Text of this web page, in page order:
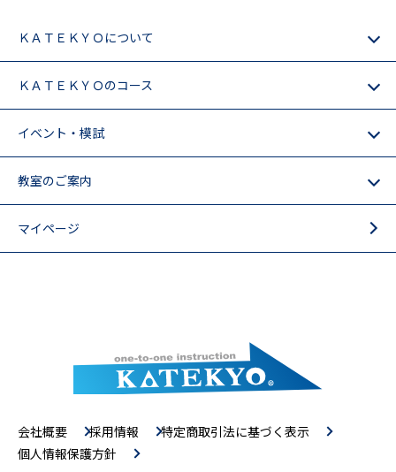
ＫＡＴＥＫＹＯについて
ＫＡＴＥＫＹＯのコース
イベント・模試
教室のご案内
マイページ
会社概要 採用情報
特定商取引法に基づく表示
個人情報保護方針